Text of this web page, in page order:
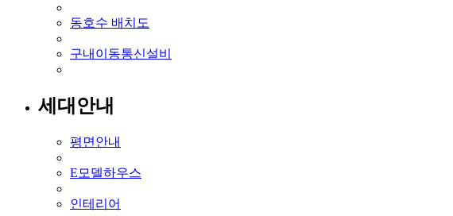
동호수 배치도
구내이동통신설비
세대안내
평면안내
E모델하우스
인테리어